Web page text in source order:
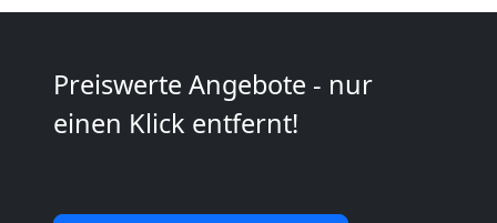
Preiswerte Angebote - nur
einen Klick entfernt!
Mann